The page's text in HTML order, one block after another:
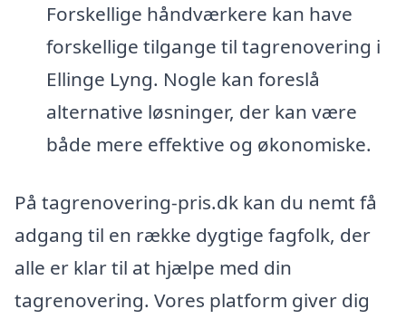
Forskellige håndværkere kan have
forskellige tilgange til tagrenovering i
Ellinge Lyng. Nogle kan foreslå
alternative løsninger, der kan være
både mere effektive og økonomiske.
På tagrenovering-pris.dk kan du nemt få
adgang til en række dygtige fagfolk, der
alle er klar til at hjælpe med din
tagrenovering. Vores platform giver dig